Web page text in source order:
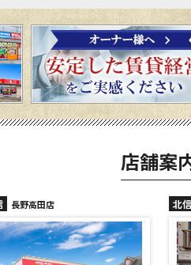
店舗案
長野高田店 北信